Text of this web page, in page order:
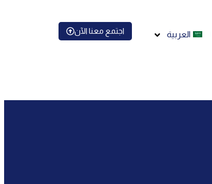
العربية اجتمع معنا الآن